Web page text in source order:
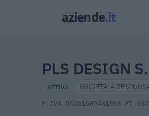
PLS DESIGN
ATTIVA SOCIETA' A
P.IVA 05261680481REA FI-